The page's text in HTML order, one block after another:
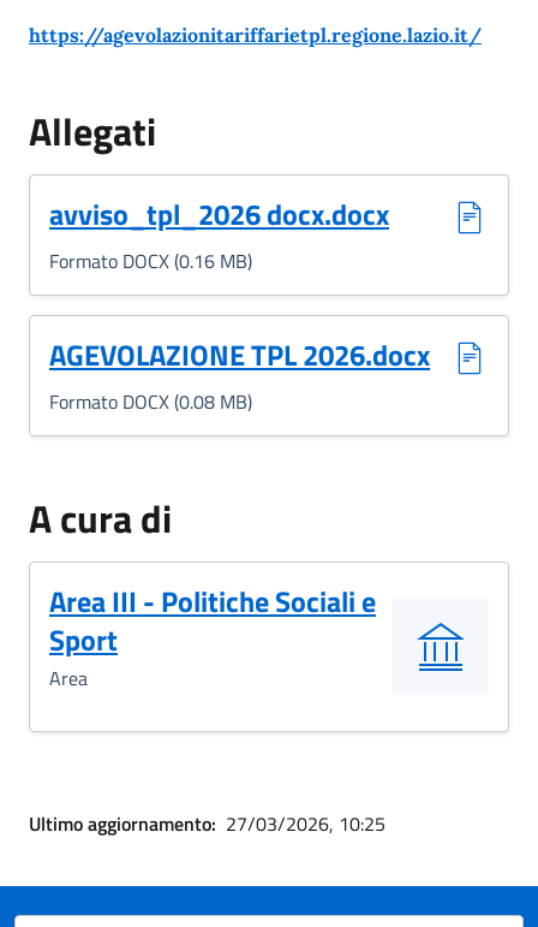
https://agevolazionitariffarietpl.regione.lazio.it/
Allegati
avviso_tpl_2026 docx.docx
(Formato DOCX, 0.16 MB)
Formato DOCX (0.16 MB)
AGEVOLAZIONE TPL 2026.docx
(Formato DOCX, 0.08 MB)
Formato DOCX (0.08 MB)
A cura di
Area III - Politiche Sociali e
Sport
Area
Ultimo aggiornamento: 27/03/2026, 10:25